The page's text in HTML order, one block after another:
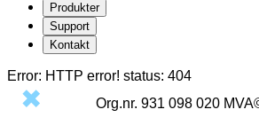
Produkter
Support
Kontakt
Error: HTTP error! status: 404
Org.nr. 931 098 020 MVA